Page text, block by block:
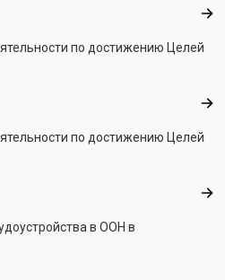
по достижению Целей
по достижению Целей
в ООН в